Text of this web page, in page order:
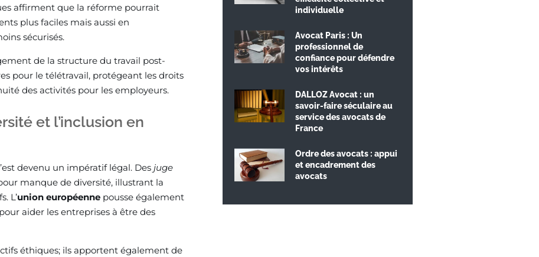
affirment que la réforme pourrait
plus faciles mais aussi en
sécurisés.
de la structure du travail post-
pour le télétravail, protégeant les droits
des activités pour les employeurs.
et l’inclusion en
devenu un impératif légal. Des juge
manque de diversité, illustrant la
L’union européenne pousse également
aider les entreprises à être des
éthiques; ils apportent également de
individuelle
Avocat Paris : Un
professionnel de
confiance pour défendre
vos intérêts
DALLOZ Avocat : un
savoir-faire séculaire au
service des avocats de
France
Ordre des avocats : appui
et encadrement des
avocats